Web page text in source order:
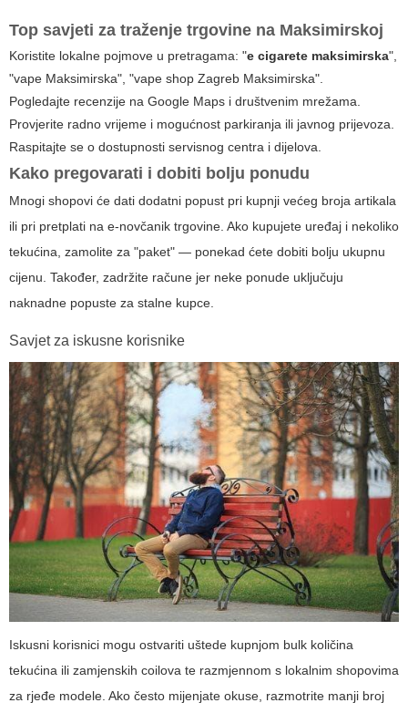
Top savjeti za traženje trgovine na Maksimirskoj
Koristite lokalne pojmove u pretragama: "e cigarete maksimirska",
"vape Maksimirska", "vape shop Zagreb Maksimirska".
Pogledajte recenzije na Google Maps i društvenim mrežama.
Provjerite radno vrijeme i mogućnost parkiranja ili javnog prijevoza.
Raspitajte se o dostupnosti servisnog centra i dijelova.
Kako pregovarati i dobiti bolju ponudu
Mnogi shopovi će dati dodatni popust pri kupnji većeg broja artikala
ili pri pretplati na e-novčanik trgovine. Ako kupujete uređaj i nekoliko
tekućina, zamolite za "paket" — ponekad ćete dobiti bolju ukupnu
cijenu. Također, zadržite račune jer neke ponude uključuju
naknadne popuste za stalne kupce.
Savjet za iskusne korisnike
Iskusni korisnici mogu ostvariti uštede kupnjom bulk količina
tekućina ili zamjenskih coilova te razmjennom s lokalnim shopovima
za rjeđe modele. Ako često mijenjate okuse, razmotrite manji broj